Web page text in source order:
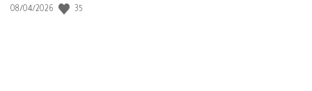
Date
08/04/2026 35